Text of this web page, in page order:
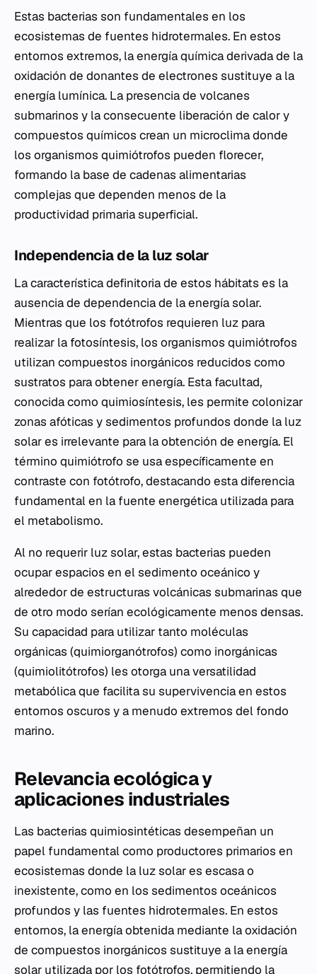
Estas bacterias son fundamentales en los
ecosistemas de fuentes hidrotermales. En estos
entornos extremos, la energía química derivada de la
oxidación de donantes de electrones sustituye a la
energía lumínica. La presencia de volcanes
submarinos y la consecuente liberación de calor y
compuestos químicos crean un microclima donde
los organismos quimiótrofos pueden florecer,
formando la base de cadenas alimentarias
complejas que dependen menos de la
productividad primaria superficial.
Independencia de la luz solar
La característica definitoria de estos hábitats es la
ausencia de dependencia de la energía solar.
Mientras que los fotótrofos requieren luz para
realizar la fotosíntesis, los organismos quimiótrofos
utilizan compuestos inorgánicos reducidos como
sustratos para obtener energía. Esta facultad,
conocida como quimiosíntesis, les permite colonizar
zonas afóticas y sedimentos profundos donde la luz
solar es irrelevante para la obtención de energía. El
término quimiótrofo se usa específicamente en
contraste con fotótrofo, destacando esta diferencia
fundamental en la fuente energética utilizada para
el metabolismo.
Al no requerir luz solar, estas bacterias pueden
ocupar espacios en el sedimento oceánico y
alrededor de estructuras volcánicas submarinas que
de otro modo serían ecológicamente menos densas.
Su capacidad para utilizar tanto moléculas
orgánicas (quimiorganótrofos) como inorgánicas
(quimiolitótrofos) les otorga una versatilidad
metabólica que facilita su supervivencia en estos
entornos oscuros y a menudo extremos del fondo
marino.
Relevancia ecológica y
aplicaciones industriales
Las bacterias quimiosintéticas desempeñan un
papel fundamental como productores primarios en
ecosistemas donde la luz solar es escasa o
inexistente, como en los sedimentos oceánicos
profundos y las fuentes hidrotermales. En estos
entornos, la energía obtenida mediante la oxidación
de compuestos inorgánicos sustituye a la energía
solar utilizada por los fotótrofos, permitiendo la